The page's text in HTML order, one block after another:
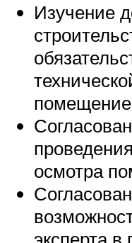
Изучение
осмотра